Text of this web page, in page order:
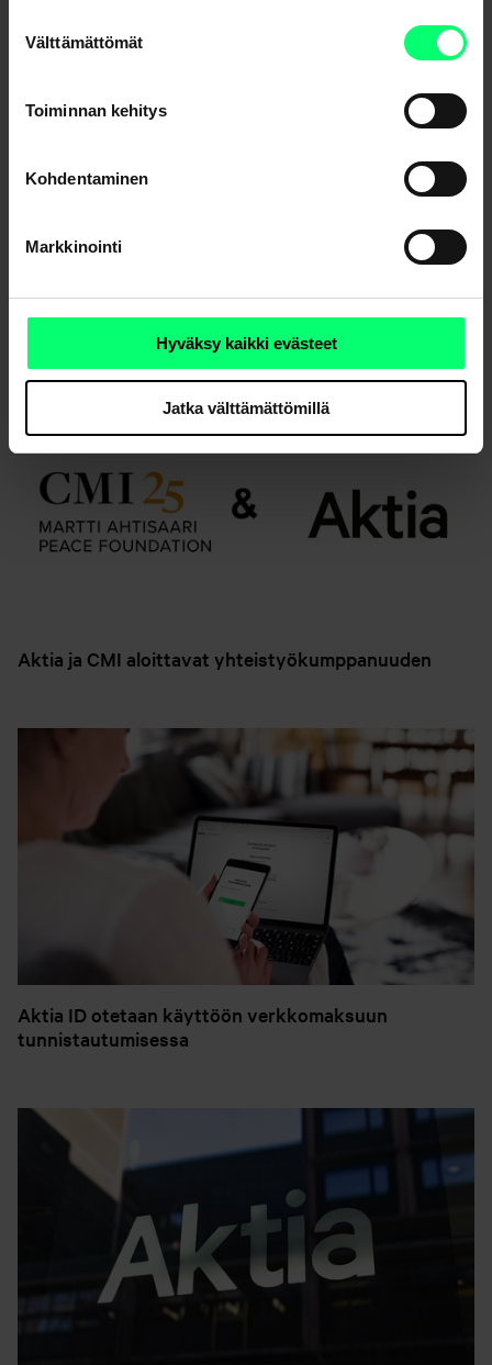
valinta
Välttämättömät
Toiminnan kehitys
Kohdentaminen
Markkinointi
Hyväksy kaikki evästeet
Jatka välttämättömillä
5.00–14.30
Aktia ja CMI aloittavat yhteistyökumppanuuden
Aktia ID otetaan käyttöön verkkomaksuun
tunnistautumisessa